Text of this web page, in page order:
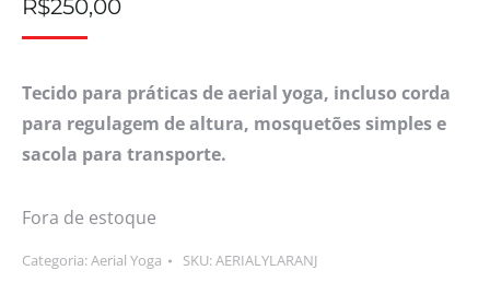
R$250,00
Tecido para práticas de aerial yoga, incluso corda
para regulagem de altura, mosquetões simples e
sacola para transporte.
Fora de estoque
Categoria:Aerial Yoga SKU:AERIALYLARANJ